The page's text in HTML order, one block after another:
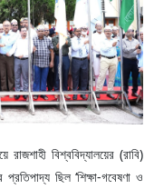
বিশ্ববিদ্যালয়ের (রাবি)
ছিল ‘শিক্ষা-গবেষণা ও